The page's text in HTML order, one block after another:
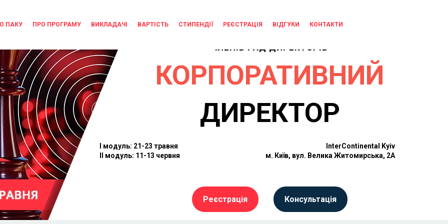
ПАКУ ПРО ПРОГРАМУ ВИКЛАДАЧІ ВАРТІСТЬ СТИПЕНДІЇ РЕЄСТРАЦІЯ ВІДГУКИ КОНТАКТИ
ПРОГРАМА
ЧЛЕНІВ РАД ДИРЕКТОРІВ
КОРПОРАТИВНИЙ
ДИРЕКТОР
І модуль: 21-23 травня
ІІ модуль: 11-13 червня
InterContinental Kyiv
м. Київ, вул. Велика Житомирська, 2A
Реєстрація Консультація